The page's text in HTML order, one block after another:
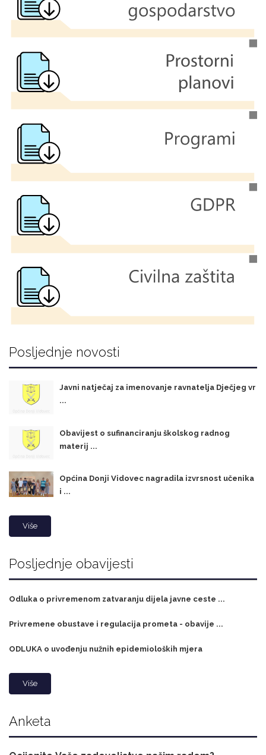
Posljednje novosti
Javni natječaj za imenovanje ravnatelja Dječjeg vr
...
Obavijest o sufinanciranju školskog radnog
materij ...
Općina Donji Vidovec nagradila izvrsnost učenika
i ...
Više
Posljednje obavijesti
Odluka o privremenom zatvaranju dijela javne ceste ...
Privremene obustave i regulacija prometa - obavije ...
ODLUKA o uvođenju nužnih epidemioloških mjera
Više
Anketa